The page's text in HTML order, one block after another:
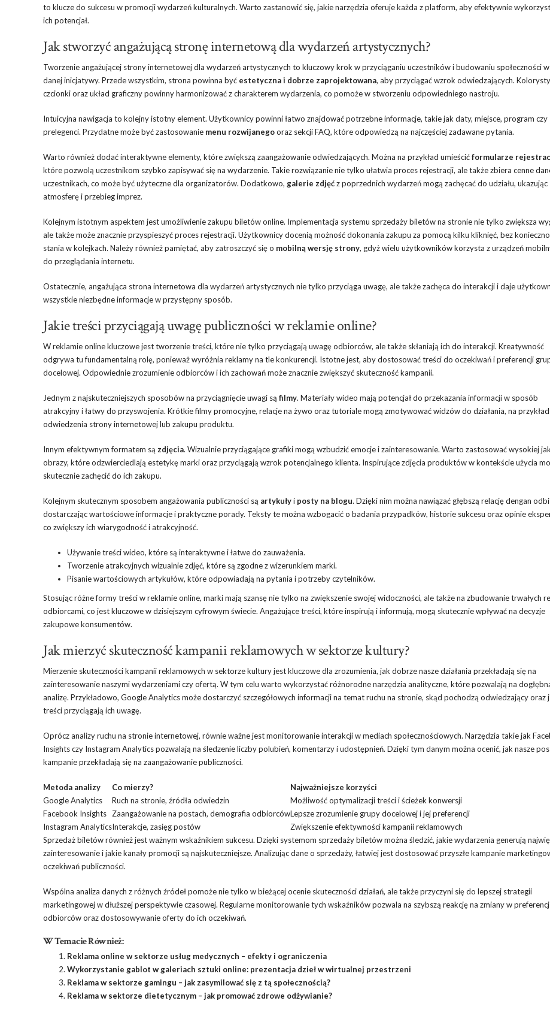
to klucze do sukcesu w promocji wydarzeń kulturalnych. Warto zastanowić się, jakie narzędzia oferuje każda z platform, aby efektywnie
ich potencjał.
Jak stworzyć angażującą stronę internetową dla wydarzeń artystycznych?
Tworzenie angażującej strony internetowej dla wydarzeń artystycznych to kluczowy krok w przyciąganiu uczestników i budowaniu społeczności
danej inicjatywy. Przede wszystkim, strona powinna być estetyczna i dobrze zaprojektowana, aby przyciągać wzrok odwiedzających.
czcionki oraz układ graficzny powinny harmonizować z charakterem wydarzenia, co pomoże w stworzeniu odpowiedniego nastroju.
Intuicyjna nawigacja to kolejny istotny element. Użytkownicy powinni łatwo znajdować potrzebne informacje, takie jak daty, miejsce, program czy
prelegenci. Przydatne może być zastosowanie menu rozwijanegooraz sekcji FAQ, które odpowiedzą na najczęściej zadawane pytania.
Warto również dodać interaktywne elementy, które zwiększą zaangażowanie odwiedzających. Można na przykład umieścićformularze
które pozwolą uczestnikom szybko zapisywać się na wydarzenie. Takie rozwiązanie nie tylko ułatwia proces rejestracji, ale także zbiera cenne
uczestnikach, co może być użyteczne dla organizatorów. Dodatkowo, galerie zdjęćz poprzednich wydarzeń mogą zachęcać do udziału, ukazując
atmosferę i przebieg imprez.
Kolejnym istotnym aspektem jest umożliwienie zakupu biletów online. Implementacja systemu sprzedaży biletów na stronie nie tylko zwiększa
ale także może znacznie przyspieszyć proces rejestracji. Użytkownicy docenią możność dokonania zakupu za pomocą kilku kliknięć, bez
stania w kolejkach. Należy również pamiętać, aby zatroszczyć się o mobilną wersję strony, gdyż wielu użytkowników korzysta z urządzeń
do przeglądania internetu.
Ostatecznie, angażująca strona internetowa dla wydarzeń artystycznych nie tylko przyciąga uwagę, ale także zachęca do interakcji i daje
wszystkie niezbędne informacje w przystępny sposób.
Jakie treści przyciągają uwagę publiczności w reklamie online?
W reklamie online kluczowe jest tworzenie treści, które nie tylko przyciągają uwagę odbiorców, ale także skłaniają ich do interakcji. Kreatywność
odgrywa tu fundamentalną rolę, ponieważ wyróżnia reklamy na tle konkurencji. Istotne jest, aby dostosować treści do oczekiwań i preferencji
docelowej. Odpowiednie zrozumienie odbiorców i ich zachowań może znacznie zwiększyć skuteczność kampanii.
Jednym z najskuteczniejszych sposobów na przyciągnięcie uwagi są filmy. Materiały wideo mają potencjał do przekazania informacji w sposób
atrakcyjny i łatwy do przyswojenia. Krótkie filmy promocyjne, relacje na żywo oraz tutoriale mogą zmotywować widzów do działania, na
odwiedzenia strony internetowej lub zakupu produktu.
Innym efektywnym formatem są zdjęcia. Wizualnie przyciągające grafiki mogą wzbudzić emocje i zainteresowanie. Warto zastosować wysokiej
obrazy, które odzwierciedlają estetykę marki oraz przyciągają wzrok potencjalnego klienta. Inspirujące zdjęcia produktów w kontekście użycia
skutecznie zachęcić do ich zakupu.
Kolejnym skutecznym sposobem angażowania publiczności są artykułyi posty na blogu. Dzięki nim można nawiązać głębszą relację dengan
dostarczając wartościowe informacje i praktyczne porady. Teksty te można wzbogacić o badania przypadków, historie sukcesu oraz opinie
co zwiększy ich wiarygodność i atrakcyjność.
Używanie treści wideo, które są interaktywne i łatwe do zauważenia.
Tworzenie atrakcyjnych wizualnie zdjęć, które są zgodne z wizerunkiem marki.
Pisanie wartościowych artykułów, które odpowiadają na pytania i potrzeby czytelników.
Stosując różne formy treści w reklamie online, marki mają szansę nie tylko na zwiększenie swojej widoczności, ale także na zbudowanie trwałych
odbiorcami, co jest kluczowe w dzisiejszym cyfrowym świecie. Angażujące treści, które inspirują i informują, mogą skutecznie wpływać na decyzje
zakupowe konsumentów.
Jak mierzyć skuteczność kampanii reklamowych w sektorze kultury?
Mierzenie skuteczności kampanii reklamowych w sektorze kultury jest kluczowe dla zrozumienia, jak dobrze nasze działania przekładają się na
zainteresowanie naszymi wydarzeniami czy ofertą. W tym celu warto wykorzystać różnorodne narzędzia analityczne, które pozwalają na
analizę. Przykładowo, Google Analytics może dostarczyć szczegółowych informacji na temat ruchu na stronie, skąd pochodzą odwiedzający oraz
treści przyciągają ich uwagę.
Oprócz analizy ruchu na stronie internetowej, równie ważne jest monitorowanie interakcji w mediach społecznościowych. Narzędzia takie jak
Insights czy Instagram Analytics pozwalają na śledzenie liczby polubień, komentarzy i udostępnień. Dzięki tym danym można ocenić, jak nasze
kampanie przekładają się na zaangażowanie publiczności.
Metoda analizy Co mierzy?
Najważniejsze korzyści
Google Analytics
Ruch na stronie, źródła odwiedzin
Możliwość optymalizacji treści i ścieżek konwersji
Facebook Insights
Zaangażowanie na postach, demografia odbiorcówLepsze zrozumienie grupy docelowej i jej preferencji
Instagram AnalyticsInterakcje, zasięg postów
Zwiększenie efektywności kampanii reklamowych
Sprzedaż biletów również jest ważnym wskaźnikiem sukcesu. Dzięki systemom sprzedaży biletów można śledzić, jakie wydarzenia generują
zainteresowanie i jakie kanały promocji są najskuteczniejsze. Analizując dane o sprzedaży, łatwiej jest dostosować przyszłe kampanie
oczekiwań publiczności.
Wspólna analiza danych z różnych źródeł pomoże nie tylko w bieżącej ocenie skuteczności działań, ale także przyczyni się do lepszej strategii
marketingowej w dłuższej perspektywie czasowej. Regularne monitorowanie tych wskaźników pozwala na szybszą reakcję na zmiany w
odbiorców oraz dostosowywanie oferty do ich oczekiwań.
W Temacie Również:
Reklama online w sektorze usług medycznych – efekty i ograniczenia
Wykorzystanie gablot w galeriach sztuki online: prezentacja dzieł w wirtualnej przestrzeni
Reklama w sektorze gamingu – jak zasymilować się z tą społecznością?
Reklama w sektorze dietetycznym – jak promować zdrowe odżywianie?